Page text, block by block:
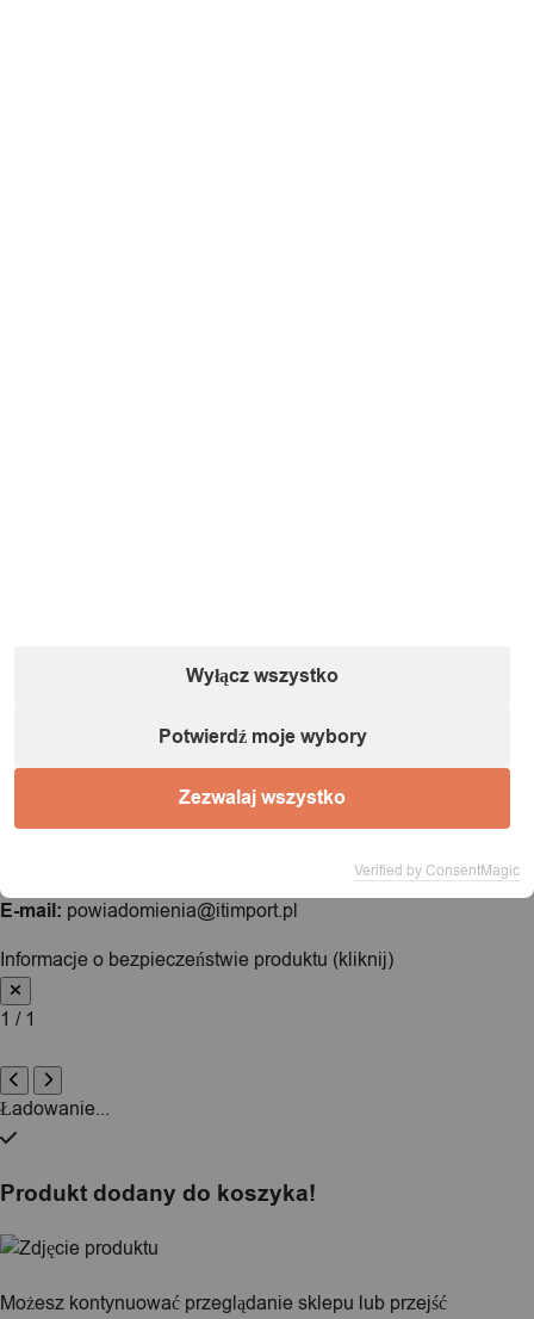
Informacje o podmiocie gospodarczym (zgodnie
z dyrektywą GPSR):
REGON:146686599 |
E-mail: powiadomienia@itimport.pl
Informacje o bezpieczeństwie produktu (kliknij)
1 / 1
Ładowanie...
Produkt dodany do koszyka!
Możesz kontynuować przeglądanie sklepu lub przejść
Wyłącz wszystko
Potwierdź moje wybory
Zezwalaj wszystko
Verified by ConsentMagic